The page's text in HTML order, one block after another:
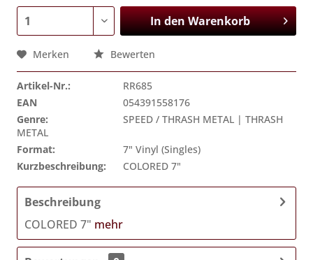
In denWarenkorb
Merken Bewerten
Artikel-Nr.:
RR685
EAN
054391558176
Genre:
SPEED / THRASH METAL | THRASH
METAL
Format:
7" Vinyl (Singles)
Kurzbeschreibung:
COLORED 7"
Beschreibung
COLORED 7" mehr